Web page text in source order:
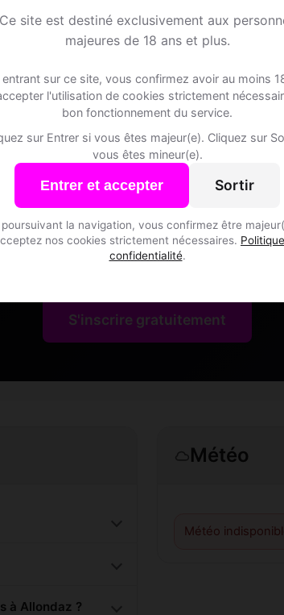
Ce site est destiné exclusivement aux
majeures de 18 ans et plus.
entrant sur ce site, vous confirmez avoir au moins
l'utilisation de cookies strictement
bon fonctionnement du service.
sur Entrer si vous êtes majeur(e). Cliquez sur
vous êtes mineur(e).
Entrer et accepter Sortir
poursuivant la navigation, vous confirmez être
nos cookies strictement nécessaires.
confidentialité.
Dating à
les membres de Allondaz et des
S'inscrire gratuitement
à Allondaz ?
Météo
Météo